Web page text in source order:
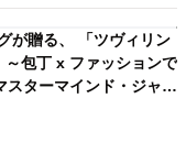
が贈る、 「ツヴィリン
包丁 x ファッションで
ターマインド・ジャパ
／ ツインセルマ
本国内限定で発売